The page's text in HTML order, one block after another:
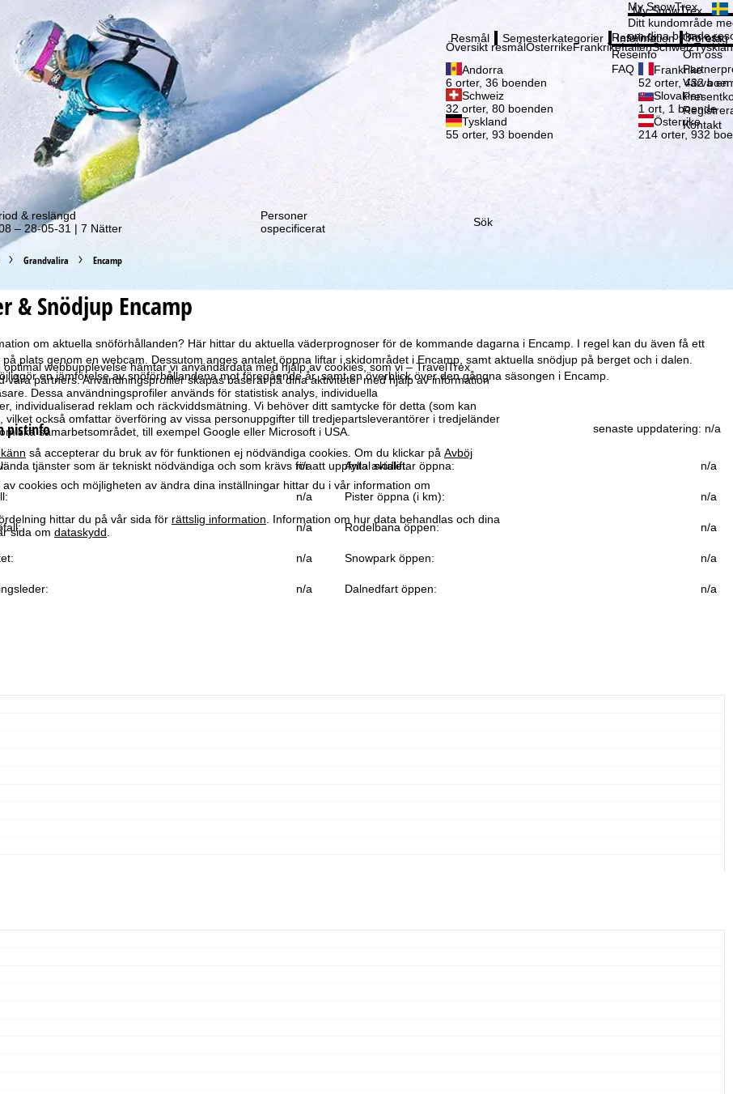
webbupplevelse hämtar vi användardata med hjälp av cookies, som vi – TravelTrex
våra partners. Användningsprofiler skapas baserat på dina aktiviteter med hjälp av information
Dessa användningsprofiler används för statistisk analys, individuella
individualiserad reklam och räckviddsmätning. Vi behöver ditt samtycke för detta (som kan
vilket också omfattar överföring av vissa personuppgifter till tredjepartsleverantörer i tredjeländer
samarbetsområdet, till exempel Google eller Microsoft i USA.
så accepterar du bruk av för funktionen ej nödvändiga cookies. Om du klickar på Avböj
tjänster som är tekniskt nödvändiga och som krävs för att uppfylla avtalet.
cookies och möjligheten av ändra dina inställningar hittar du i vår information om
hittar du på vår sida för rättslig information . Information om hur data behandlas och dina
sida om dataskydd
erbjudande! Registrering
My SnowTrex
My SnowTrex
Ditt kundområde
om dina bokade
Resmål
Översikt resmålÖsterrikeFrankrikeItalienSchweiz
Andorra
6 orter, 36 boenden
Frankrike
52 orter, 432
Schweiz
32 orter, 80 boenden
Slovakien
1 ort, 1 boende
Tyskland
55 orter, 93 boenden
Österrike
214 orter, 932
Semesterkategorier Information
Reseinfo
Reseinfo
FAQ
Företag
Om oss
Om oss
Värva en
Kontakt
& reslängd
– 28-05-31 | 7 Nätter
Personer
ospecificerat
Sök
Grandvalira Encamp
& Snödjup Encamp
om aktuella snöförhållanden? Här hittar du aktuella väderprognoser för de kommande dagarna i Encamp. I regel kan du även få ett
på plats genom en webcam. Dessutom anges antalet öppna liftar i skidområdet i Encamp, samt aktuella snödjup på berget och i dalen.
en jämförelse av snöförhållandena mot föregående år, samt en överblick över den gångna säsongen i Encamp.
pistinfo senaste uppdatering: n/a
n/a Antal skidliftar öppna: n/a
n/a Pister öppna (i km): n/a
n/a Rodelbana öppen: n/a
n/a Snowpark öppen: n/a
n/a Dalnedfart öppen: n/a